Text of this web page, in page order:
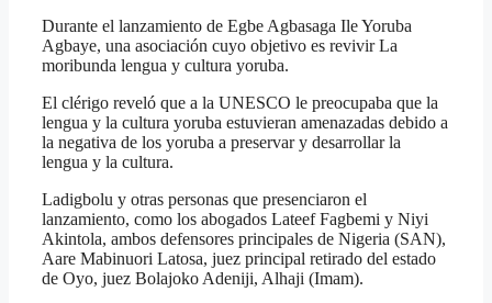
Durante el lanzamiento de Egbe Agbasaga Ile Yoruba
Agbaye, una asociación cuyo objetivo es revivir La
moribunda lengua y cultura yoruba.
El clérigo reveló que a la UNESCO le preocupaba que la
lengua y la cultura yoruba estuvieran amenazadas debido a
la negativa de los yoruba a preservar y desarrollar la
lengua y la cultura.
Ladigbolu y otras personas que presenciaron el
lanzamiento, como los abogados Lateef Fagbemi y Niyi
Akintola, ambos defensores principales de Nigeria (SAN),
Aare Mabinuori Latosa, juez principal retirado del estado
de Oyo, juez Bolajoko Adeniji, Alhaji (Imam).